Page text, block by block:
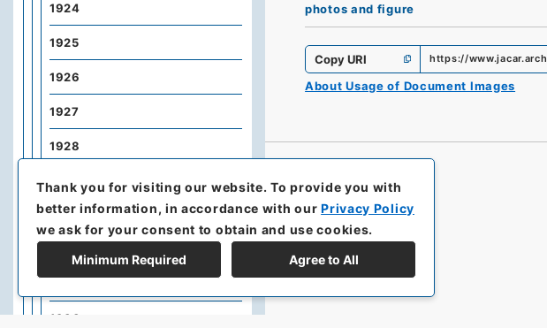
photos and figure
Copy URI https://
About Usage of Document Images
1924
1925
1926
1927
1928
1929
1930
1933
Thank you for visiting our website.To provide you with
better information, in accordance with ourPrivacy Policy
we ask for your consent to obtain and use cookies.
Minimum Required Agree to All